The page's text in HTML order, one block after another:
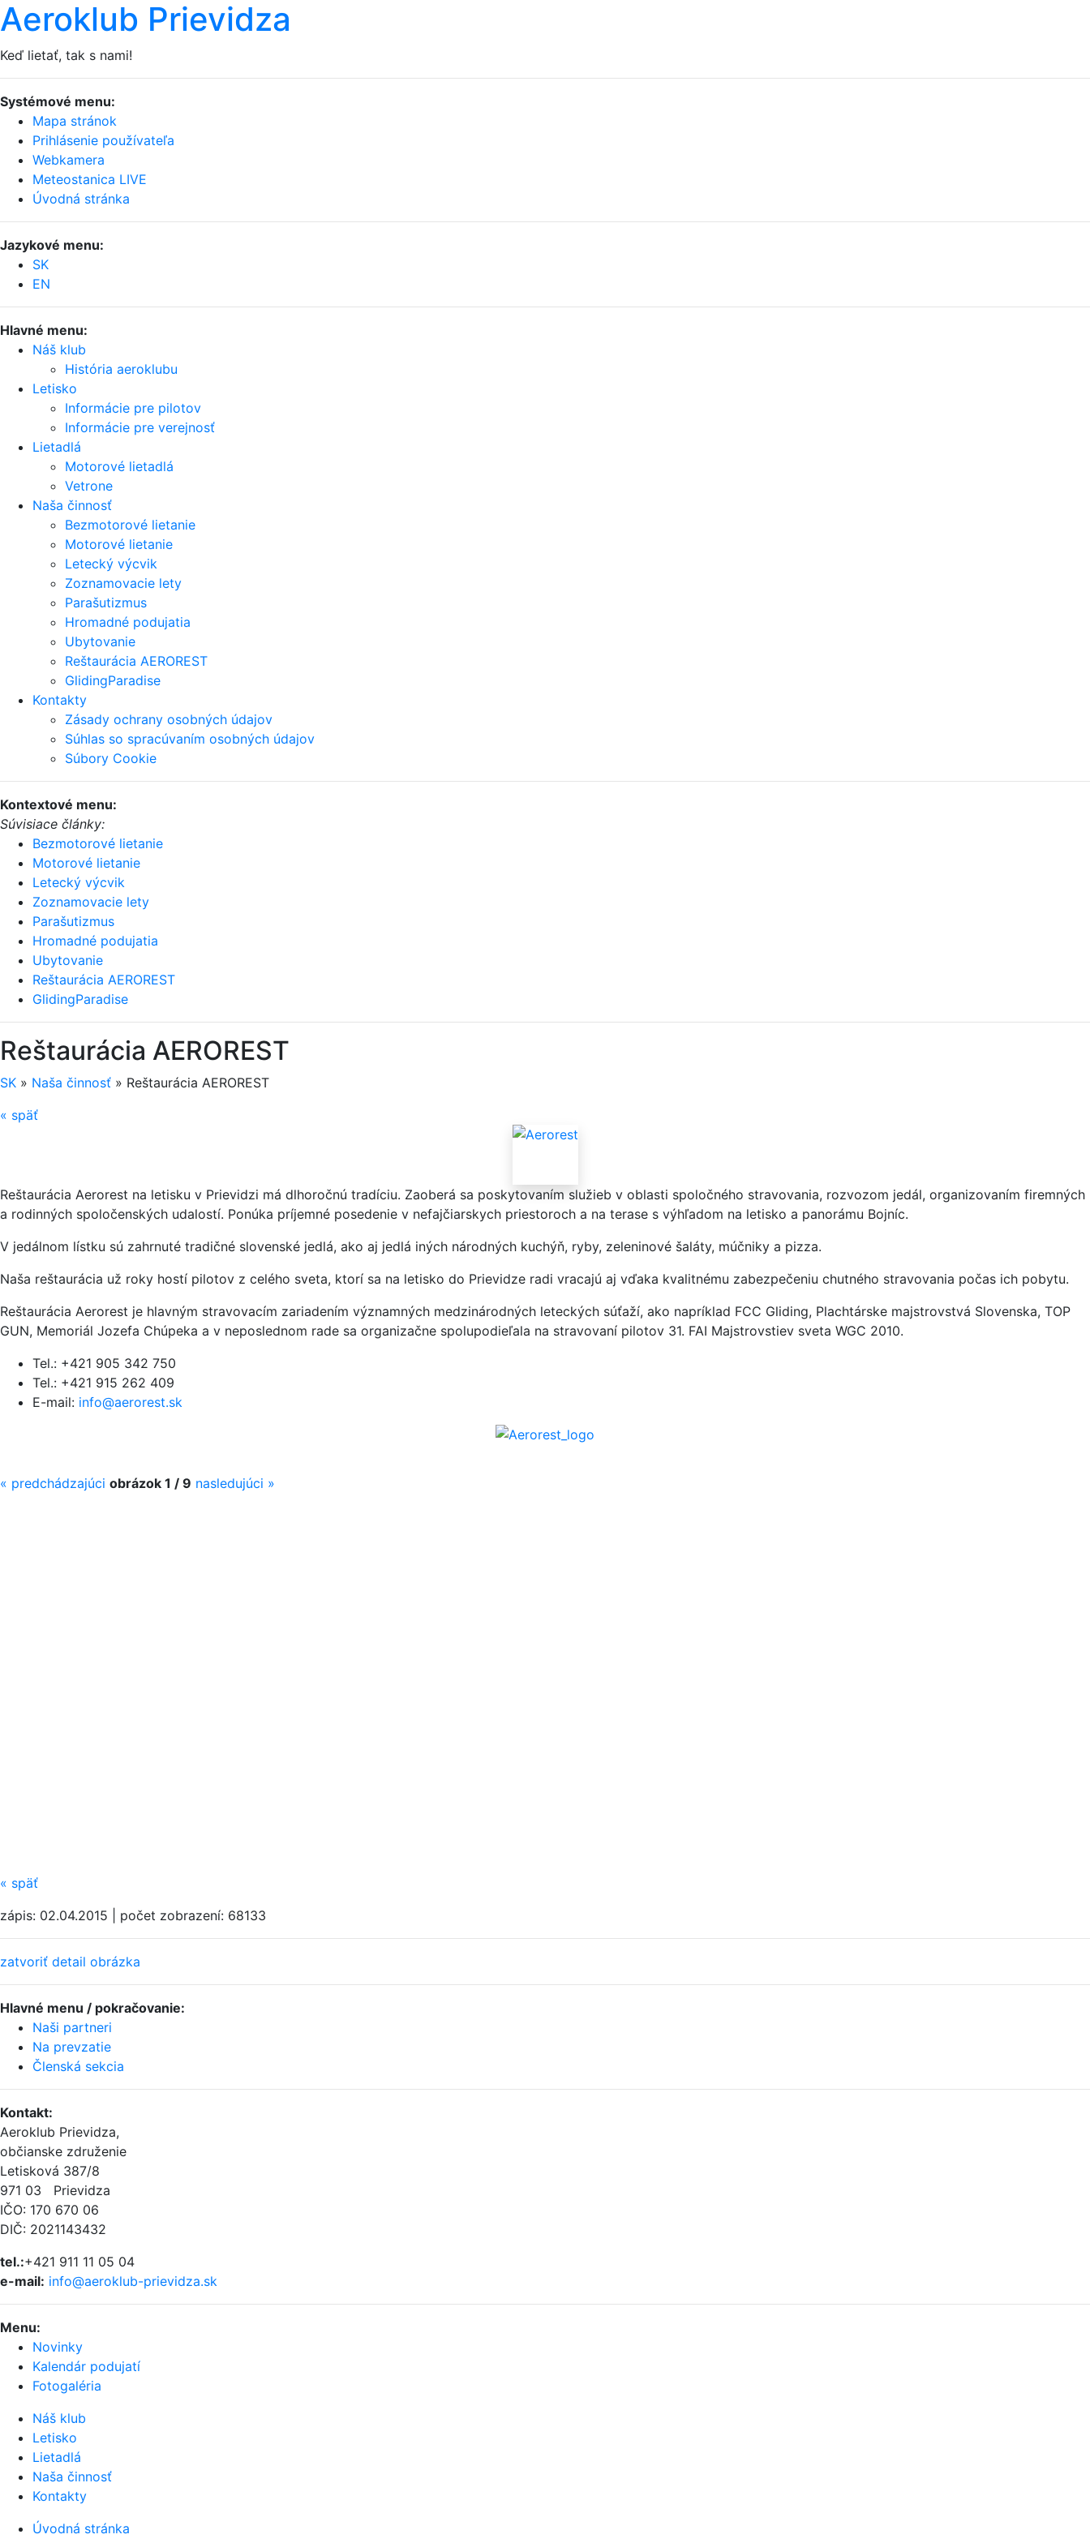
Aeroklub Prievidza
Keď lietať, tak s nami!
Systémové menu:
Mapa stránok
Prihlásenie používateľa
Webkamera
Meteostanica LIVE
Úvodná stránka
Jazykové menu:
SK
EN
Hlavné menu:
Náš klub
História aeroklubu
Letisko
Informácie pre pilotov
Informácie pre verejnosť
Lietadlá
Motorové lietadlá
Vetrone
Naša činnosť
Bezmotorové lietanie
Motorové lietanie
Letecký výcvik
Zoznamovacie lety
Parašutizmus
Hromadné podujatia
Ubytovanie
Reštaurácia AEROREST
GlidingParadise
Kontakty
Zásady ochrany osobných údajov
Súhlas so spracúvaním osobných údajov
Súbory Cookie
Kontextové menu:
Súvisiace články:
Bezmotorové lietanie
Motorové lietanie
Letecký výcvik
Zoznamovacie lety
Parašutizmus
Hromadné podujatia
Ubytovanie
Reštaurácia AEROREST
GlidingParadise
Reštaurácia AEROREST
SK » Naša činnosť » Reštaurácia AEROREST
« späť
Reštaurácia Aerorest na letisku v Prievidzi má dlhoročnú tradíciu. Zaoberá sa poskytovaním služieb v oblasti spoločného stravovania, rozvozom jedál, organizovaním firemných
a rodinných spoločenských udalostí. Ponúka príjemné posedenie v nefajčiarskych priestoroch a na terase s výhľadom na letisko a panorámu Bojníc.
V jedálnom lístku sú zahrnuté tradičné slovenské jedlá, ako aj jedlá iných národných kuchýň, ryby, zeleninové šaláty, múčniky a pizza.
Naša reštaurácia už roky hostí pilotov z celého sveta, ktorí sa na letisko do Prievidze radi vracajú aj vďaka kvalitnému zabezpečeniu chutného stravovania počas ich pobytu.
Reštaurácia Aerorest je hlavným stravovacím zariadením významných medzinárodných leteckých súťaží, ako napríklad FCC Gliding, Plachtárske majstrovstvá Slovenska, TOP
GUN, Memoriál Jozefa Chúpeka a v neposlednom rade sa organizačne spolupodieľala na stravovaní pilotov 31. FAI Majstrovstiev sveta WGC 2010.
Tel.: +421 905 342 750
Tel.: +421 915 262 409
E-mail: info@aerorest.sk
« predchádzajúci obrázok 1 / 9 nasledujúci »
« späť
zápis: 02.04.2015 | počet zobrazení: 68133
zatvoriť detail obrázka
Hlavné menu / pokračovanie:
Naši partneri
Na prevzatie
Členská sekcia
Kontakt:
Aeroklub Prievidza,
občianske združenie
Letisková 387/8
971 03 Prievidza
IČO: 170 670 06
DIČ: 2021143432
tel.:+421 911 11 05 04
e-mail: info@aeroklub-prievidza.sk
Menu:
Novinky
Kalendár podujatí
Fotogaléria
Náš klub
Letisko
Lietadlá
Naša činnosť
Kontakty
Úvodná stránka